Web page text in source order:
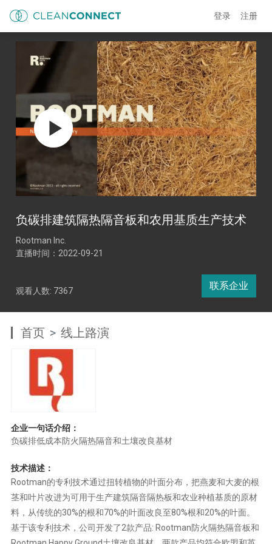
登录 注册
负碳排建筑隔热隔音板和农用基质生产技术
Rootman Inc.
直播时间：2022-09-21
观看人数: 7367 联系企业
首页 线上路演
企业一句话介绍：
负碳排低成本防火隔热隔音和土壤改良基材
技术描述：
Rootman的专利技术通过扭转植物的叶面分布，把燕麦和大麦的根
茎和叶片改进为可用于生产建筑隔音隔热板和农业种植基质的原材
料，从传统的30%的根和70%的叶面改良至80%根和20%的叶面。
基于该专利技术，公司开发了2款产品: Rootman防火隔热隔音板和